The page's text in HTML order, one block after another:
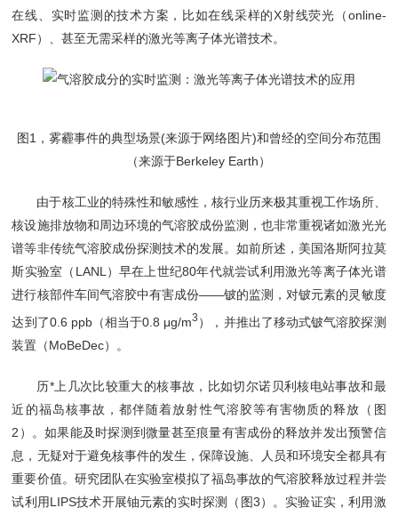
在线、实时监测的技术方案，比如在线采样的X射线荧光（online-
XRF）、甚至无需采样的激光等离子体光谱技术。
图1，雾霾事件的典型场景(来源于网络图片)和曾经的空间分布范围
（来源于Berkeley Earth）
由于核工业的特殊性和敏感性，核行业历来极其重视工作场所、
核设施排放物和周边环境的气溶胶成份监测，也非常重视诸如激光光
谱等非传统气溶胶成份探测技术的发展。如前所述，美国洛斯阿拉莫
斯实验室（LANL）早在上世纪80年代就尝试利用激光等离子体光谱
进行核部件车间气溶胶中有害成份——铍的监测，对铍元素的灵敏度
达到了0.6 ppb（相当于0.8 μg/m3 ），并推出了移动式铍气溶胶探测
装置（MoBeDec）。
历*上几次比较重大的核事故，比如切尔诺贝利核电站事故和最
近的福岛核事故，都伴随着放射性气溶胶等有害物质的释放（图
2）。如果能及时探测到微量甚至痕量有害成份的释放并发出预警信
息，无疑对于避免核事件的发生，保障设施、人员和环境安全都具有
重要价值。研究团队在实验室模拟了福岛事故的气溶胶释放过程并尝
试利用LIPS技术开展铀元素的实时探测（图3）。实验证实，利用激